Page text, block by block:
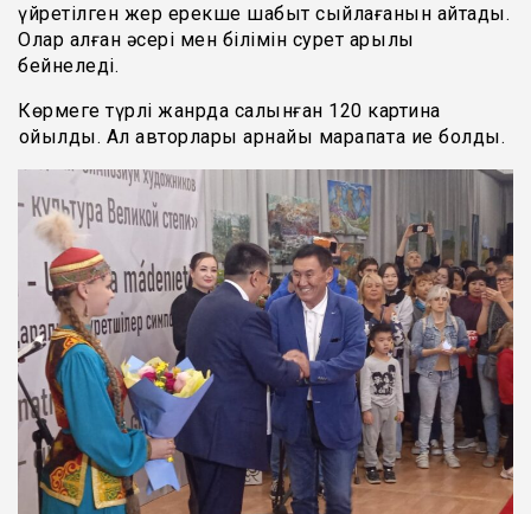
үйретілген жер ерекше шабыт сыйлағанын айтады.
Олар алған әсері мен білімін сурет арқылы
бейнеледі.
Көрмеге түрлі жанрда салынған 120 картина
қойылды. Ал авторлары арнайы марапатқа ие болды.